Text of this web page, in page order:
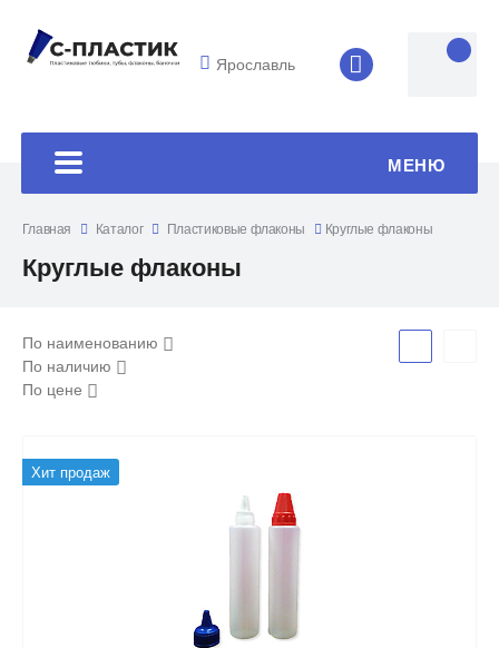
Ярославль 8 (4852) 33-
МЕНЮ
Главная Каталог Пластиковые флаконы Круглые флаконы
Круглые флаконы
По наименованию
По наличию
По цене
Хит продаж